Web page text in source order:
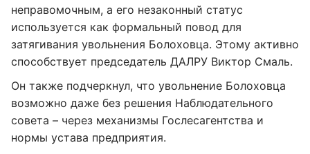
неправомочным, а его незаконный статус
используется как формальный повод для
затягивания увольнения Болоховца. Этому активно
способствует председатель ДАЛРУ Виктор Смаль.
Он также подчеркнул, что увольнение Болоховца
возможно даже без решения Наблюдательного
совета – через механизмы Гослесагентства и
нормы устава предприятия.